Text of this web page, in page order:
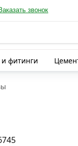
звонок
фитинги